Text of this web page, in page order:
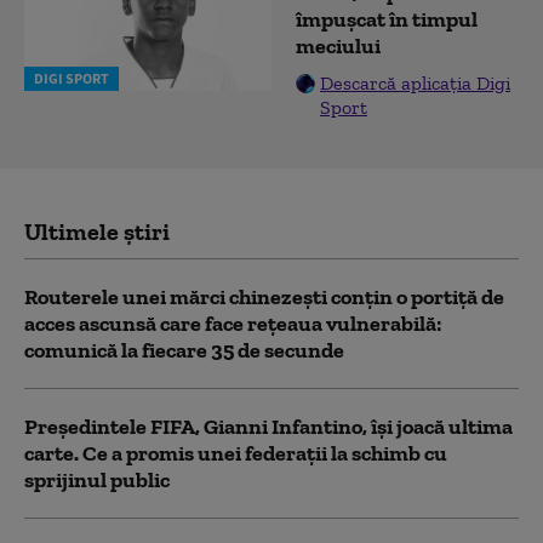
DIGI SPORT
împușcat în timpul
meciului
Descarcă aplicația Digi
Sport
Ultimele știri
Routerele unei mărci chinezești conțin o portiță de
acces ascunsă care face rețeaua vulnerabilă:
comunică la fiecare 35 de secunde
Președintele FIFA, Gianni Infantino, îşi joacă ultima
carte. Ce a promis unei federații la schimb cu
sprijinul public